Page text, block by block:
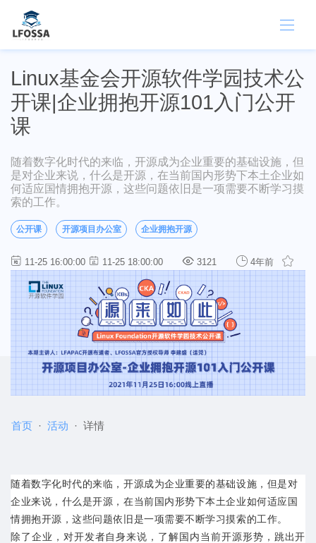
Linux基金会开源软件学园技术公
开课|企业拥抱开源101入门公开
课
随着数字化时代的来临，开源成为企业重要的基础设施，但
是对企业来说，什么是开源，在当前国内形势下本土企业如
何适应国情拥抱开源，这些问题依旧是一项需要不断学习摸
索的工作。
公开课 开源项目办公室 企业拥抱开源
11-25 16:00:00 11-25 18:00:00 3121 4年前
首页 活动 详情
随着数字化时代的来临，开源成为企业重要的基础设施，但是对
企业来说，什么是开源，在当前国内形势下本土企业如何适应国
情拥抱开源，这些问题依旧是一项需要不断学习摸索的工作。
除了企业，对开发者自身来说，了解国内当前开源形势，跳出开